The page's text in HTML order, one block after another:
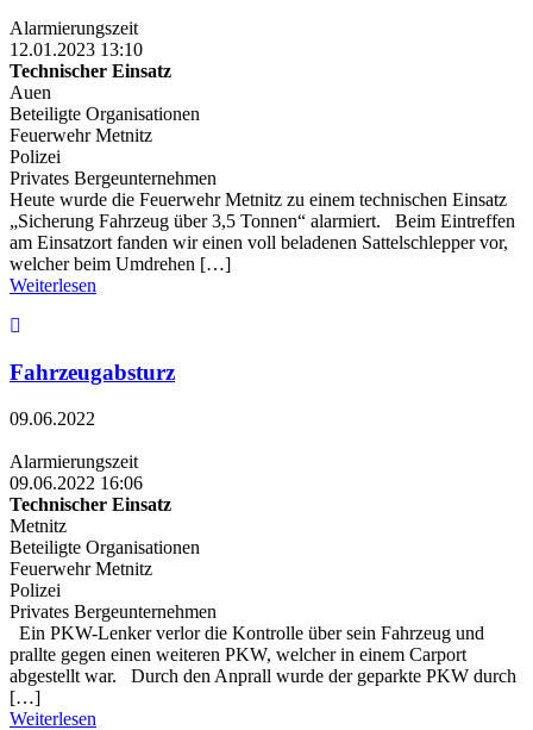
Alarmierungszeit
12.01.2023 13:10
Technischer Einsatz
Auen
Beteiligte Organisationen
Feuerwehr Metnitz
Polizei
Privates Bergeunternehmen
Heute wurde die Feuerwehr Metnitz zu einem technischen Einsatz
„Sicherung Fahrzeug über 3,5 Tonnen“ alarmiert. Beim Eintreffen
am Einsatzort fanden wir einen voll beladenen Sattelschlepper vor,
welcher beim Umdrehen […]
Weiterlesen
Fahrzeugabsturz
09.06.2022
Alarmierungszeit
09.06.2022 16:06
Technischer Einsatz
Metnitz
Beteiligte Organisationen
Feuerwehr Metnitz
Polizei
Privates Bergeunternehmen
Ein PKW-Lenker verlor die Kontrolle über sein Fahrzeug und
prallte gegen einen weiteren PKW, welcher in einem Carport
abgestellt war. Durch den Anprall wurde der geparkte PKW durch
[…]
Weiterlesen